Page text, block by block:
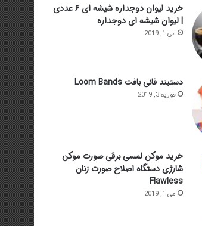
خرید لیوان دوجداره شیشه ای ۶ عددی
| لیوان شیشه ای دوجداره
می 1, 2019
دستبند فانی بافت Loom Bands
فوریه 3, 2019
خرید موکن لمسی برقی صورت موکن
شارژی دستگاه اصلاح صورت زنان
Flawless
می 1, 2019